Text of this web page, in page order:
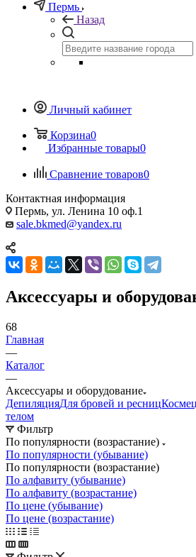
Пермь
Назад
Личный кабинет
Корзина0
Избранные товары0
Сравнение товаров0
Контактная информация
Пермь, ул. Ленина 10 оф.1
sale.bkmed@yandex.ru
Аксессуары и
68
Главная
—
Каталог
—
Аксессуары и оборудование
ДепиляцияДля бровей и ресниц
телом
Фильтр
По популярности (возрастание)
По популярности (убывание)
По популярности (возрастание)
По алфавиту (убывание)
По алфавиту (возрастание)
По цене (убывание)
По цене (возрастание)